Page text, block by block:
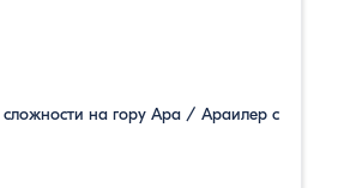
на гору Ара / Араилер с